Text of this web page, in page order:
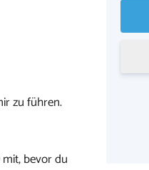
zu führen.
bevor du